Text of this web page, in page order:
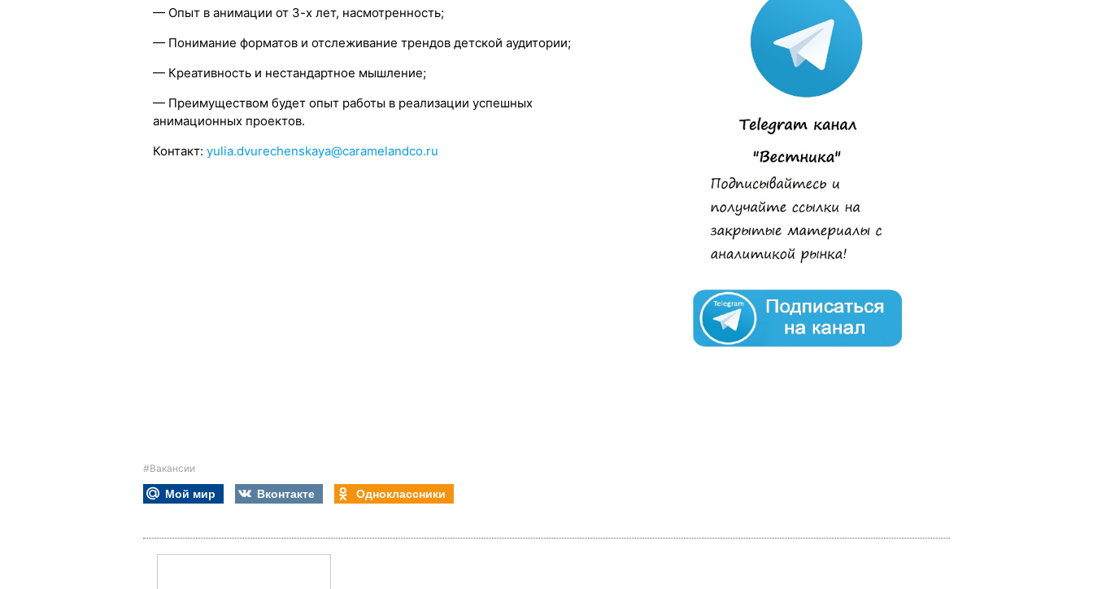
— Опыт в анимации от 3-х лет, насмотренность;
— Понимание форматов и отслеживание трендов детской аудитории;
— Креативность и нестандартное мышление;
— Преимуществом будет опыт работы в реализации успешных
анимационных проектов.
Контакт: yulia.dvurechenskaya@caramelandco.ru
#Вакансии
Мой мир Вконтакте Одноклассники